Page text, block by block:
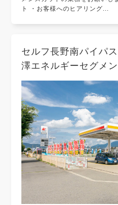
ト ・お客様へのヒアリング...
セルフ長野南パイパ
澤エネルギーセグメン